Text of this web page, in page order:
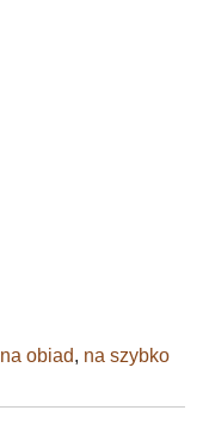
na obiad, na szybko